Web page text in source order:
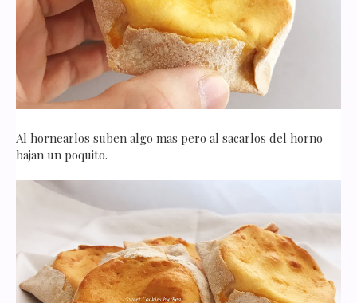
Al hornearlos suben algo mas pero al sacarlos del horno
bajan un poquito.